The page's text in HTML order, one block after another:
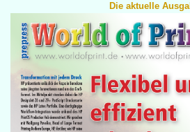
Die aktuelle